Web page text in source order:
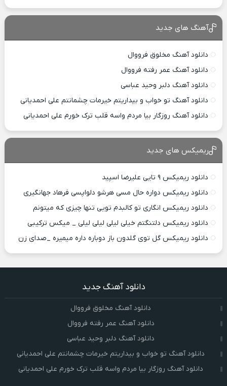
آهنگ های جدید
دانلود آهنگ مخلوق فرووال
دانلود آهنگ عمر رفته فرووال
دانلود آهنگ دلبر وحید عباسی
دانلود آهنگ تو خواب و بیداریتم خیرمات چشمانتم علی احمدیانی
دانلود آهنگ روزگار بیا مردم واسه قلب ترک خورم علی احمدیانی
ریمیکس های جدید
دانلود ریمیکس ۹ تایی علیرضا اسپید
دانلود ریمیکس دواره حال مسی هرشو دلواپسی فرهاد جهانگیری
دانلود ریمیکس انگاری تو کالبدم تویی تنها چیزی که میتونم
دانلود ریمیکس دلتنگتم خیلی لیلی لیلی لیلی _ میکس ترکیبی
دانلود ریمیکس گل توی گلدون باز دوباره داره میمیره _صدای زن
دانلود آهنگ جدید
دانلود آهنگ مخلوق فرووال
دانلود آهنگ عمر رفته فرووال
دانلود آهنگ دلبر وحید عباسی
دانلود آهنگ تو خواب و بیداریتم خیرمات چشمانتم علی احمدیانی
دانلود آهنگ روزگار بیا مردم واسه قلب ترک خورم علی احمدیانی